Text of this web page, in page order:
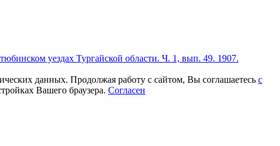
уездах Тургайской области. Ч. 1, вып. 49. 1907.
данных. Продолжая работу с сайтом, Вы соглашаетесь с
Вашего браузера. Согласен